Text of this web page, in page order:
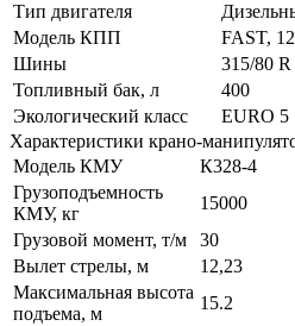
Тип двигателя
Модель КПП
FAST,
Шины
315/80
Топливный бак, л
400
Экологический класс
EURO 5
Характеристики крано-
Модель КМУ
К328-4
Грузоподъемность
КМУ, кг
15000
Грузовой момент, т/м
30
Вылет стрелы, м
12,23
Максимальная высота
подъема, м
15.2